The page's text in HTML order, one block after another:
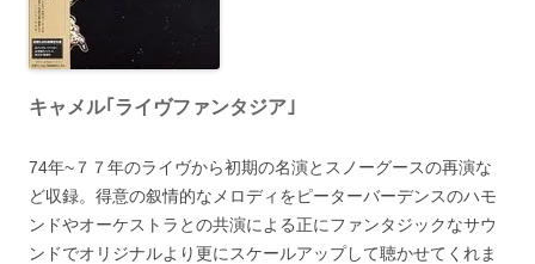
キャメル｢ライヴファンタジア｣
74年~７７年のライヴから初期の名演とスノーグースの再演な
ど収録。得意の叙情的なメロディをピーターバーデンスのハモ
ンドやオーケストラとの共演による正にファンタジックなサウ
ンドでオリジナルより更にスケールアップして聴かせてくれま